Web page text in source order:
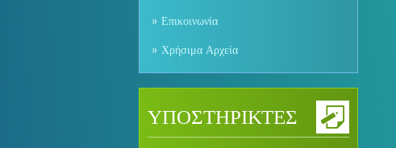
Επικοινωνία
Χρήσιμα Αρχεία
ΥΠΟΣΤΗΡΙΚΤΕΣ